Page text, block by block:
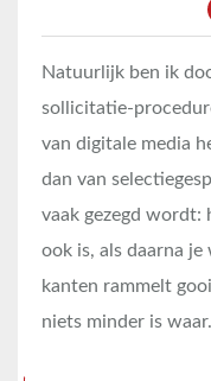
Natuurlijk ben ik
sollicitatie-
van digitale media
dan van
vaak gezegd wordt:
ook is, als daarna
kanten rammelt
niets minder is waar.